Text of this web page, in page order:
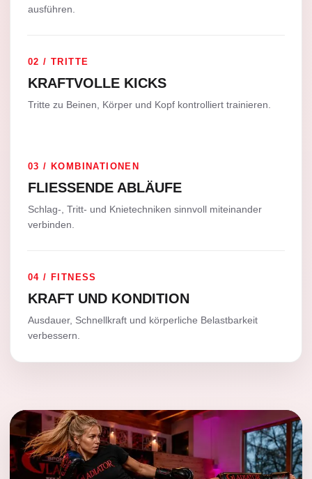
ausführen.
02 / TRITTE
KRAFTVOLLE KICKS
Tritte zu Beinen, Körper und Kopf kontrolliert trainieren.
03 / KOMBINATIONEN
FLIESSENDE ABLÄUFE
Schlag-, Tritt- und Knietechniken sinnvoll miteinander
verbinden.
04 / FITNESS
KRAFT UND KONDITION
Ausdauer, Schnellkraft und körperliche Belastbarkeit
verbessern.